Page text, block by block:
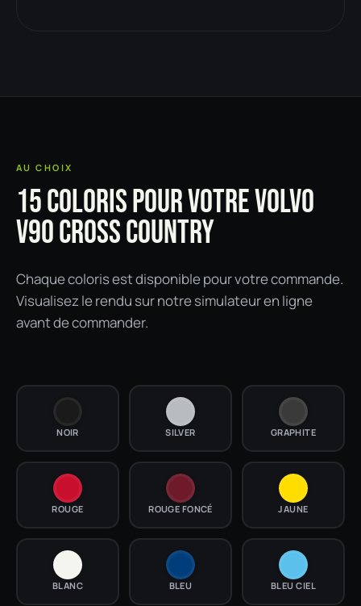
AU CHOIX
15 COLORIS POUR VOTRE VOLVO
V90 CROSS COUNTRY
Chaque coloris est disponible pour votre commande.
Visualisez le rendu sur notre simulateur en ligne
avant de commander.
NOIR SILVER GRAPHITE
ROUGE ROUGE FONCÉ JAUNE
BLANC BLEU BLEU CIEL